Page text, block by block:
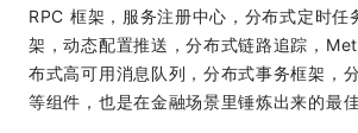
RPC 框架，服务注册中心，分布式定时任
架，动态配置推送，分布式链路追踪，
布式高可用消息队列，分布式事务框架，
等组件，也是在金融场景里锤炼出来的最佳